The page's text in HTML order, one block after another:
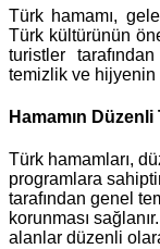
Türk hamamı,
Türk kültürünün
turistler
temizlik ve hijyenin
Hamamın
Türk hamamları,
programlara
tarafından genel
korunması
alanlar düzenli